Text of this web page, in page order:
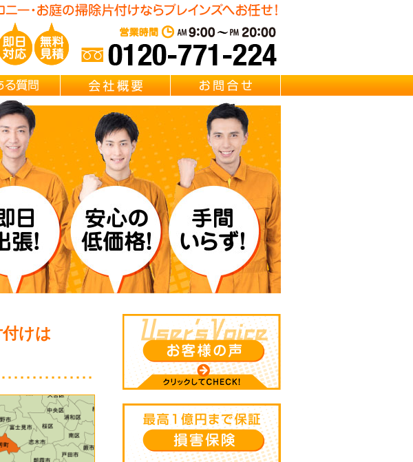
処分・遺品整理・リサイクル Brainz 取扱い 【ガーデンテーブル・チェア・ガーデンシ
よくある質問 会社概要
けは